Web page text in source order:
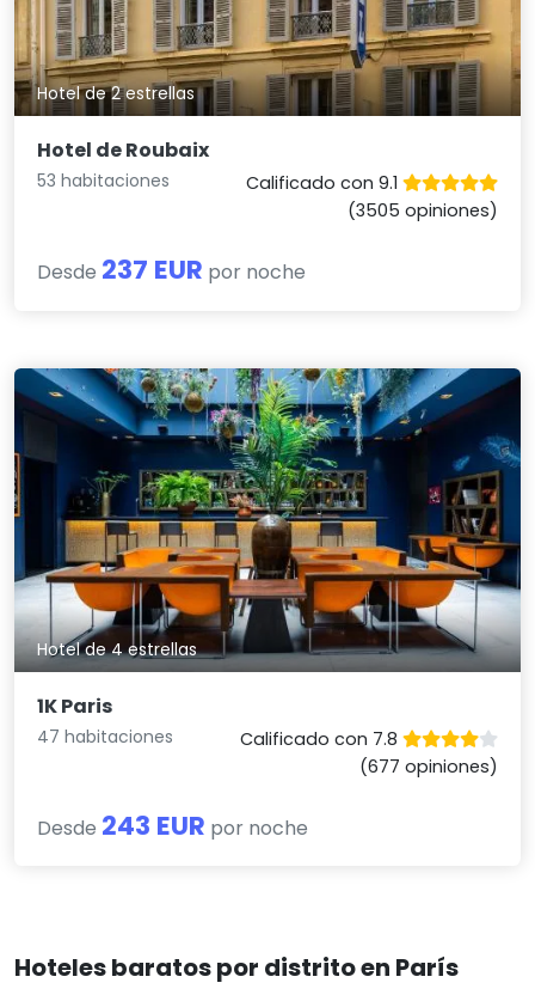
Hotel de 2 estrellas
Hotel de Roubaix
53 habitaciones
Calificado con 9.1
(3505 opiniones)
Desde 237 EUR por noche
Hotel de 4 estrellas
1K Paris
47 habitaciones
Calificado con 7.8
(677 opiniones)
Desde 243 EUR por noche
Hoteles baratos por distrito en París